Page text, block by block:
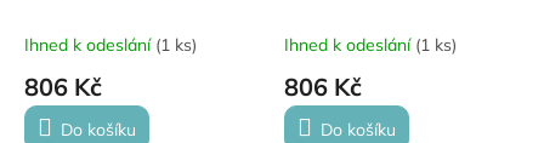
Ihned k odeslání (1 ks)
806 Kč
Do košíku
Ihned k odeslání (1 ks)
806 Kč
Do košíku